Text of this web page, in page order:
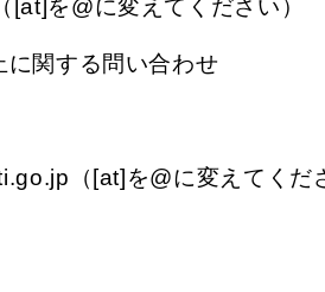
を@に変えてください）
に関する問い合わせ
（[at]を@に変えてくだ